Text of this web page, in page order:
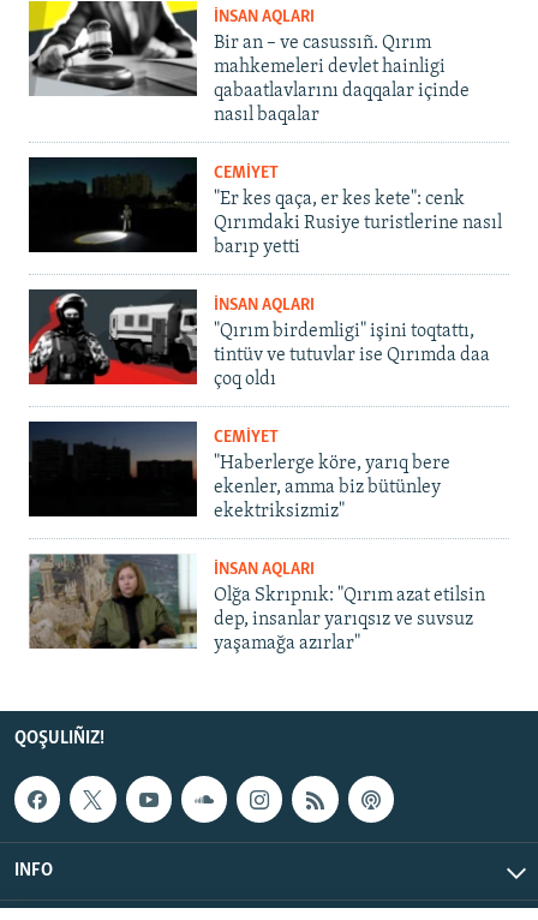
İNSAN AQLARI
Bir an – ve casussıñ. Qırım
mahkemeleri devlet hainligi
qabaatlavlarını daqqalar içinde
nasıl baqalar
CEMİYET
"Er kes qaça, er kes kete": cenk
Qırımdaki Rusiye turistlerine nasıl
barıp yetti
İNSAN AQLARI
"Qırım birdemligi" işini toqtattı,
tintüv ve tutuvlar ise Qırımda daa
çoq oldı
CEMİYET
"Haberlerge köre, yarıq bere
ekenler, amma biz bütünley
ekektriksizmiz"
İNSAN AQLARI
Olğa Skrıpnık: "Qırım azat etilsin
dep, insanlar yarıqsız ve suvsuz
yaşamağa azırlar"
QOŞULIÑIZ!
INFO